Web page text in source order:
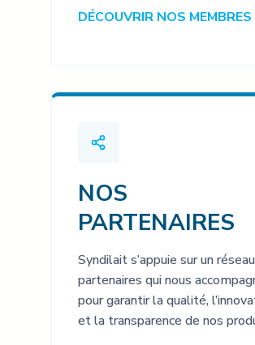
DÉCOUVRIR NOS MEMBRES
NOS
PARTENAIRES
Syndilait s’appuie sur un
partenaires qui nous
pour garantir la qualité,
et la transparence de nos